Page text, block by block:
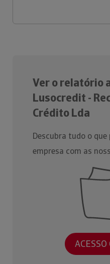
Ver o relatório
Lusocredit -
Crédito Lda
Descubra tudo o
empresa com as